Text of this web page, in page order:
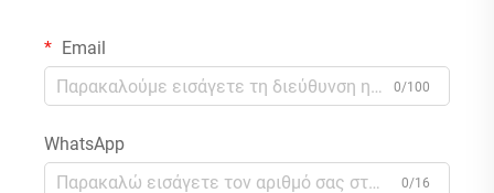
Email
0/100
WhatsApp
0/16